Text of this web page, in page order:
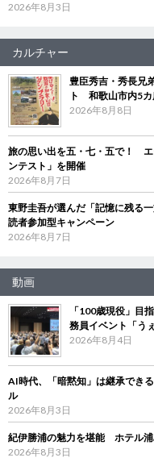
2026年8月3日
カルチャー
豊臣秀吉・秀長兄
ト 和歌山市内5カ
2026年8月8日
旅の思い出を五・七・五で！ エ
ンテスト」を開催
2026年8月7日
東野圭吾が選んだ「記憶に残る
読者参加型キャンペーン
2026年8月7日
動画
「100歳現役」目
務員イベント「う
2026年8月4日
AI時代、「暗黙知」は継承でき
ル
2026年8月3日
紀伊勝浦の魅力を堪能 ホテル
2026年8月3日